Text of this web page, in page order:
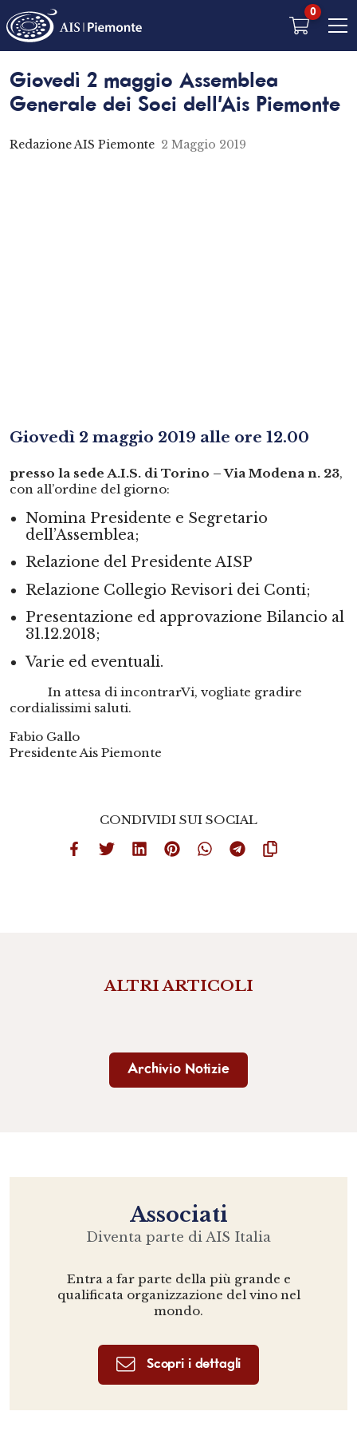
0
Giovedì 2 maggio Assemblea
Generale dei Soci dell’Ais Piemonte
Redazione AIS Piemonte 2 Maggio 2019
Giovedì 2 maggio 2019 alle ore 12.00
presso la sede A.I.S. di Torino – Via Modena n. 23,
con all’ordine del giorno:
Nomina Presidente e Segretario
dell’Assemblea;
Relazione del Presidente AISP
Relazione Collegio Revisori dei Conti;
Presentazione ed approvazione Bilancio al
31.12.2018;
Varie ed eventuali.
In attesa di incontrarVi, vogliate gradire
cordialissimi saluti.
Fabio Gallo
Presidente Ais Piemonte
CONDIVIDI SUI SOCIAL
ALTRI ARTICOLI
Archivio Notizie
Associati
Diventa parte di AIS Italia
Entra a far parte della più grande e
qualificata organizzazione del vino nel
mondo.
Scopri i dettagli